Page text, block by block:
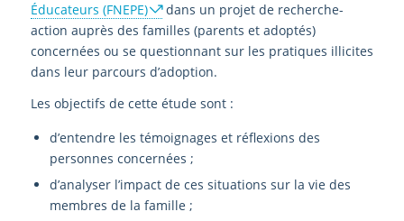
Éducateurs (FNEPE)
dans un projet de recherche-
action auprès des familles (parents et adoptés)
concernées ou se questionnant sur les pratiques illicites
dans leur parcours d’adoption.
Les objectifs de cette étude sont :
d’entendre les témoignages et réflexions des
personnes concernées ;
d’analyser l’impact de ces situations sur la vie des
membres de la famille ;